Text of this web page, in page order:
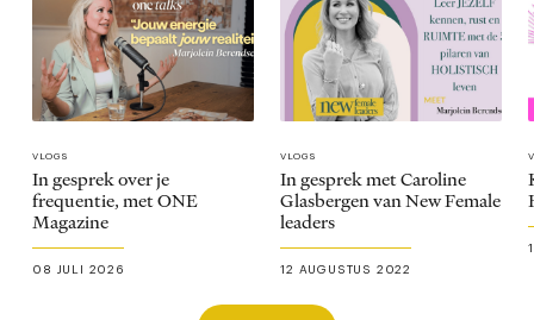
VLOGS
In gesprek over je
frequentie, met ONE
Magazine
08 JULI 2026
VLOGS
In gesprek met Caroline
Glasbergen van New Female
leaders
12 AUGUSTUS 2022